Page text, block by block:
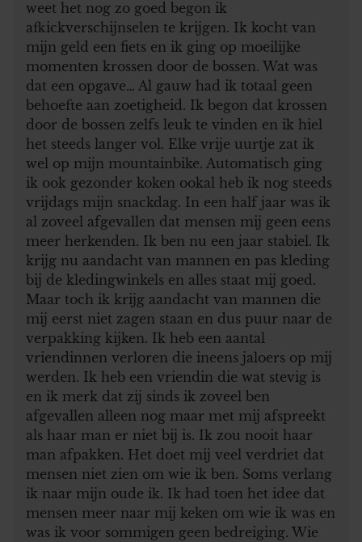
weet het nog zo goed begon ik
afkickverschijnselen te krijgen. Ik kocht van
mijn geld een fiets en ik ging op moeilijke
momenten krossen door de bossen. Wat was
dat een opgave… Al gauw had ik totaal geen
behoefte aan zoetigheid. Ik begon dat krossen
door de bossen zelfs leuk te vinden en ik hiel
het steeds langer vol. Elke vrije uurtje zat ik
wel op mijn mountainbike. Automatisch ging
ik ook gezonder koken ookal heb ik nog steeds
vrijdags mijn snackdag. In een half jaar was ik
al zoveel afgevallen dat mensen mij geen eens
meer herkenden. Ik ben nu een jaar stabiel. Ik
krijg nu aandacht van mannen en pas kleding
bij de kledingwinkels en alles staat mij goed.
Maar toch ik krijg aandacht van mannen die
mij eerst niet zagen staan en dus puur naar de
verpakking kijken. Ik heb een aantal
vriendinnen verloren die ineens jaloers op mij
werden. Ik heb een vriendin die wat stevig is
en ik merk dat zij sinds ik zoveel ben
afgevallen alleen nog maar met mij afspreekt
als haar man er niet bij is. Ik zou nooit haar
man afpakken. Het doet mij veel verdriet dat
mensen niet zien om wie ik ben. Soms verlang
ik naar mijn oude ik. Ik had toen het idee dat
mensen meer naar mij keken om wie ik was en
was ik voor sommigen geen bedreiging. Wie